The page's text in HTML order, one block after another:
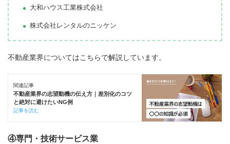
大和ハウス工業株式会社
株式会社レンタルのニッケン
不動産業界についてはこちらで解説しています。
関連記事
不動産業界の志望動機の伝え方｜差別化のコツ
と絶対に避けたいNG例
記事を読む
④専門・技術サービス業